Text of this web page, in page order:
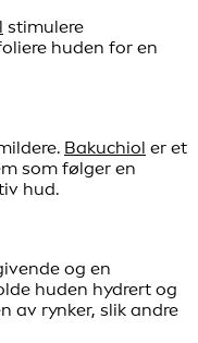
stimulere
huden for en
Bakuchiol er et
som følger en
hud.
og en
huden hydrert og
av rynker, slik andre